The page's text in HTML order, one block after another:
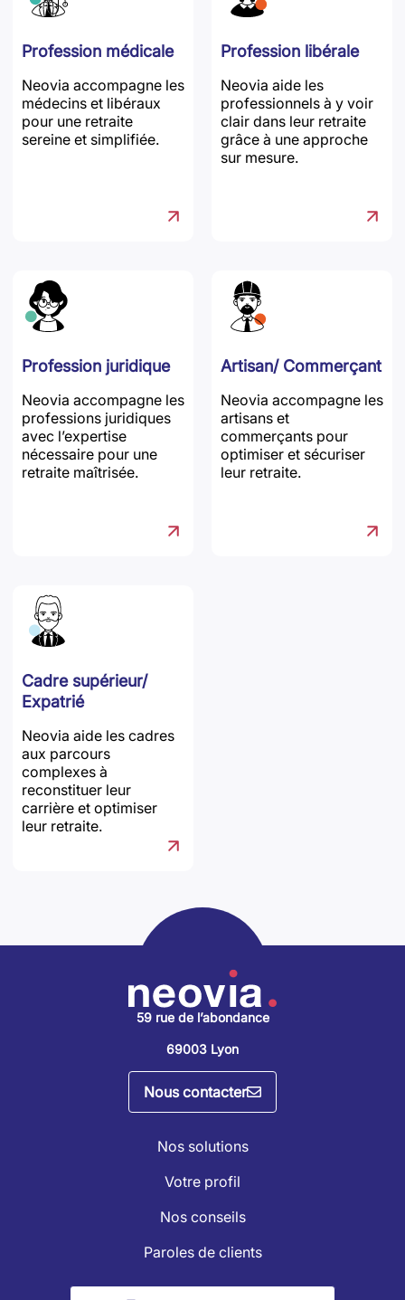
Profession médicale
Neovia accompagne les
médecins et libéraux
pour une retraite
sereine et simplifiée.
Profession libérale
Neovia aide les
professionnels à y voir
clair dans leur retraite
grâce à une approche
sur mesure.
Profession juridique
Neovia accompagne les
professions juridiques
avec l’expertise
nécessaire pour une
retraite maîtrisée.
Artisan/ Commerçant
Neovia accompagne les
artisans et
commerçants pour
optimiser et sécuriser
leur retraite.
Cadre supérieur/
Expatrié
Neovia aide les cadres
aux parcours
complexes à
reconstituer leur
carrière et optimiser
leur retraite.
59 rue de l’abondance
69003 Lyon
Nous contacter
Nos solutions
Votre profil
Nos conseils
Paroles de clients